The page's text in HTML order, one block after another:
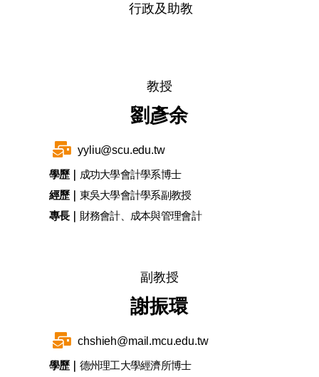
行政及助教
教授
劉彥余
yyliu@scu.edu.tw
學歷｜ 成功大學會計學系博士
經歷｜ 東吳大學會計學系副教授
專長｜ 財務會計、成本與管理會計
副教授
謝振環
chshieh@mail.mcu.edu.tw
學歷｜ 德州理工大學經濟所博士